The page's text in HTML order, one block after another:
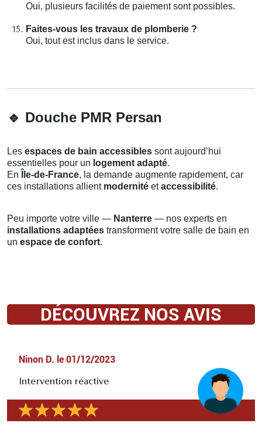
Oui, plusieurs facilités de paiement sont possibles.
Faites-vous les travaux de plomberie ?
Oui, tout est inclus dans le service.
🔹 Douche PMR Persan
Les espaces de bain accessibles sont aujourd’hui
essentielles pour un logement adapté.
En
Île-de-France, la demande augmente rapidement, car
ces installations allient modernité etaccessibilité.
Peu importe votre ville — Nanterre — nos experts en
installations adaptées transforment votre salle de bain en
un espace de confort.
DÉCOUVREZ NOS AVIS
Ninon D. le 01/12/2023
Intervention réactive